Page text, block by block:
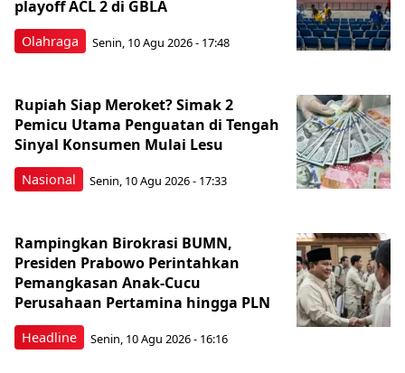
Olahraga
playoff ACL 2 di GBLA
Senin, 10 Agu 2026 - 17:48
Nasional
Rupiah Siap Meroket? Simak 2
Pemicu Utama Penguatan di Tengah
Sinyal Konsumen Mulai Lesu
Senin, 10 Agu 2026 - 17:33
Headline
Rampingkan Birokrasi BUMN,
Presiden Prabowo Perintahkan
Pemangkasan Anak-Cucu
Perusahaan Pertamina hingga PLN
Senin, 10 Agu 2026 - 16:16